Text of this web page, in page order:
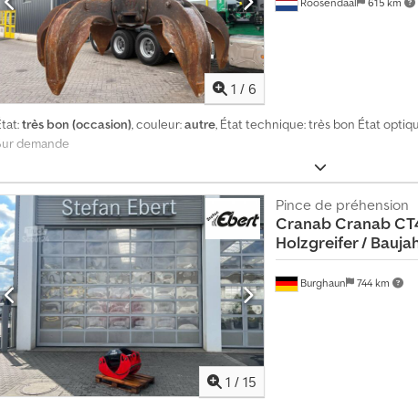
1 / 6
très bon (occasion), couleur:autre, État technique: très bon État
demande
1 / 15
Burghaun 744 km
Pince de préhension
CranabCranab
Holzgreifer /